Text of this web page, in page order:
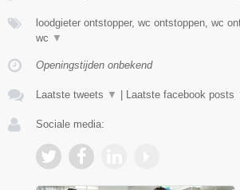
loodgieter ontstopper, wc ontstoppen, wc
wc ▼
Openingstijden onbekend
Laatste tweets ▼ | Laatste facebook posts
Sociale media: